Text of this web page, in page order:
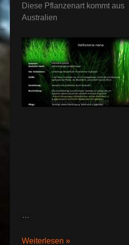
Diese Pflanzenart kommt aus
Australien
…
Vallisneria
Weiterlesen »